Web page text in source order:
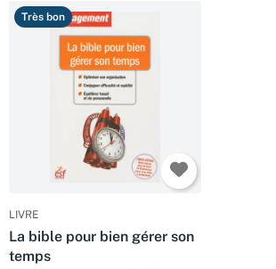
Très bon
LIVRE
La bible pour bien gérer son
temps